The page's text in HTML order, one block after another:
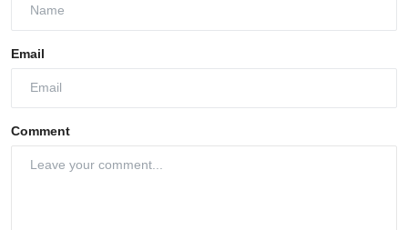
Email
Comment